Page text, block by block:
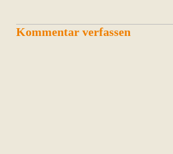
Kommentar verfassen